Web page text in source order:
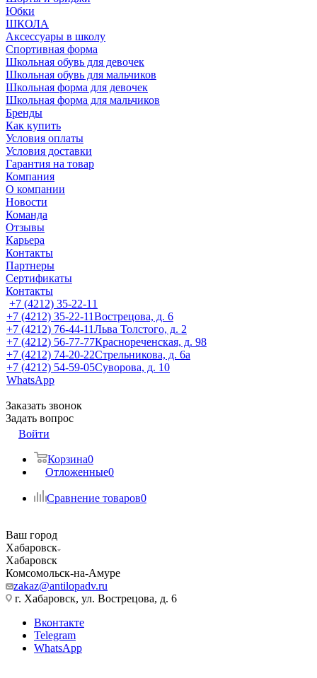
Юбки
ШКОЛА
Аксессуары в школу
Спортивная форма
Школьная обувь для девочек
Школьная обувь для мальчиков
Школьная форма для девочек
Школьная форма для мальчиков
Бренды
Как купить
Условия оплаты
Условия доставки
Гарантия на товар
Компания
О компании
Новости
Команда
Отзывы
Карьера
Контакты
Партнеры
Сертификаты
Контакты
+7 (4212) 35-22-11
+7 (4212) 35-22-11Вострецова, д. 6
+7 (4212) 76-44-11Льва Толстого, д. 2
+7 (4212) 56-77-77Краснореченская, д. 98
+7 (4212) 74-20-22Стрельникова, д. 6а
+7 (4212) 54-59-05Суворова, д. 10
WhatsApp
Заказать звонок
Задать вопрос
Войти
Корзина0
Отложенные0
Сравнение товаров0
Ваш город
Хабаровск
Хабаровск
Комсомольск-на-Амуре
zakaz@antilopadv.ru
г. Хабаровск, ул. Вострецова, д. 6
Вконтакте
Telegram
WhatsApp